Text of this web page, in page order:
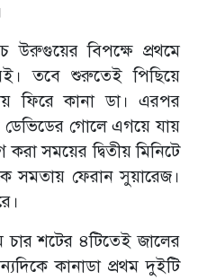
উরুগুয়ের বিপক্ষে প্রথমে
তবে শুরুতেই পিছিয়ে
ফিরে কানা ডা। এরপর
ডেভিডের গোলে এগয়ে যায়
সময়ের দ্বিতীয় মিনিটে
সমতায় ফেরান সুয়ারেজ।
চার শটের ৪টিতেই জালের
কানাডা প্রথম দুইটি